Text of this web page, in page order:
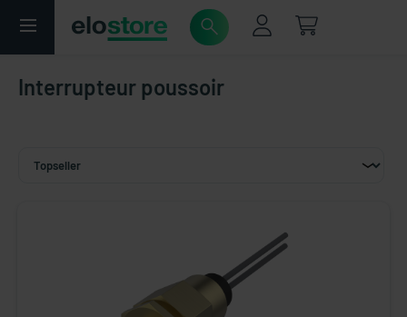
Interrupteur poussoir